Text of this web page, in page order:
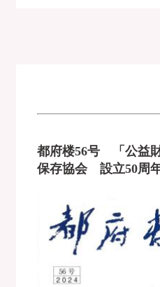
都府楼56号 「公益
保存協会 設立50周年